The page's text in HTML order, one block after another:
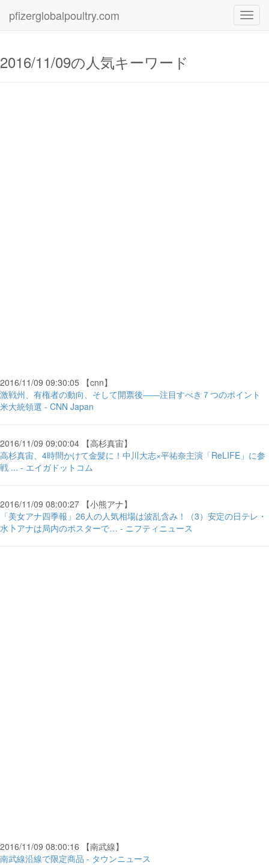
pfizerglobalpoultry.com
2016/11/09の人気キーワード
2016/11/09 09:30:05 【cnn】
激戦州、有権者の動向、そして開票後――注目すべき７つのポイント
米大統領選 - CNN Japan
2016/11/09 09:00:04 【高杉真宙】
高杉真宙、4時間かけて金髪に！中川大志×平祐奈主演「ReLIFE」に参
戦 ... - エイガドットコム
2016/11/09 08:00:27 【小熊アナ】
「美女アナ四季報」26人の人気相場は波乱含み！（3）安定の日テレ・
水卜アナは局内のポスターで… - ニフティニュース
2016/11/09 08:00:16 【南武線】
南武線沿線で限定商品 - タウンニュース